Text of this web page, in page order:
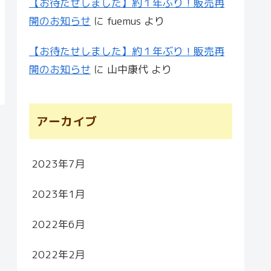
【お待たせしました】約１年ぶり！販売再
開のお知らせ に fuemus より
【お待たせしました】約１年ぶり！販売再
開のお知らせ に 山中康代 より
アーカイブ
2023年7月
2023年1月
2022年6月
2022年2月